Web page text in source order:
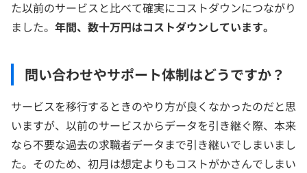
た以前のサービスと比べて確実にコストダウンにつながり
ました。 年間、数十万円はコストダウンしています。
問い合わせやサポート体制はどうですか？
サービスを移行するときのやり方が良くなかったのだと思
いますが、以前のサービスからデータを引き継ぐ際、本来
なら不要な過去の求職者データまで引き継いでしまいまし
た。そのため、初月は想定よりもコストがかさんでしまい